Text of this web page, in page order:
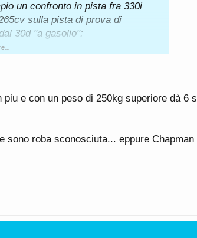
un confronto in pista fra 330i
sulla pista di prova di
30d "a gasolio":
del 30d xDrive.
fra le due era di soli 7 cv (265
330i montava il B48 ancora da
i Touring
il B48 "depotenziato" da 245cv,
e con un peso di 250kg superiore dà 6
sono roba sconosciuta... eppure